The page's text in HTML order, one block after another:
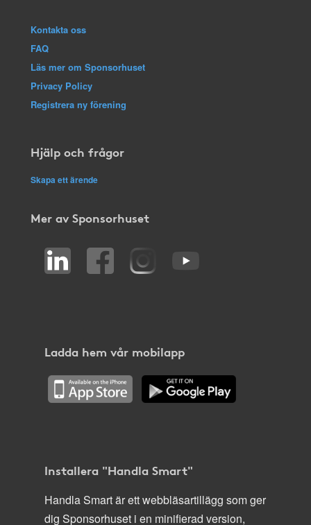
Kontakta oss
FAQ
Läs mer om Sponsorhuset
Privacy Policy
Registrera ny förening
Hjälp och frågor
Skapa ett ärende
Mer av Sponsorhuset
Ladda hem vår mobilapp
Installera "Handla Smart"
Handla Smart är ett webbläsartillägg som ger
dig Sponsorhuset i en minifierad version,